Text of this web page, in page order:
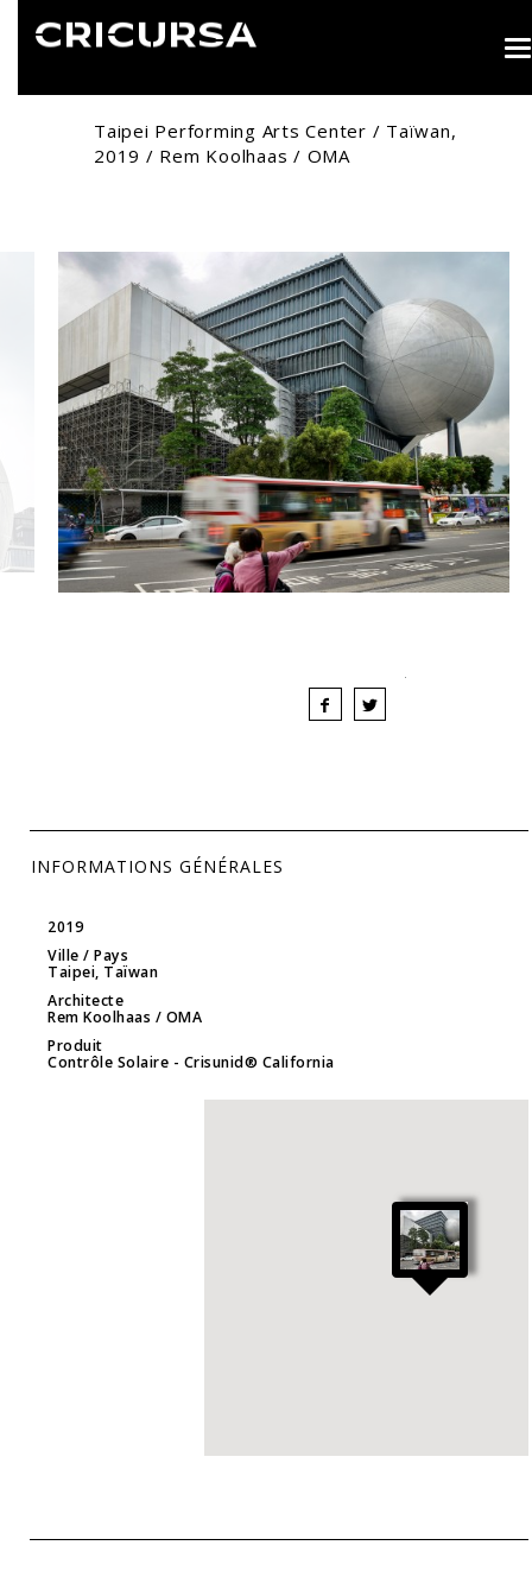
Taipei Performing Arts Center / Taïwan,
2019 / Rem Koolhaas / OMA
INFORMATIONS GÉNÉRALES
2019
Ville / Pays
Taipei, Taïwan
Architecte
Rem Koolhaas / OMA
Produit
Contrôle Solaire - Crisunid® California